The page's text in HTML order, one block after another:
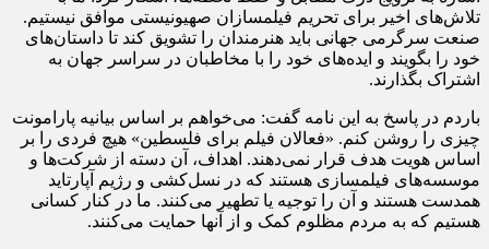
تلاش‌های اخیر برای تحریم فیلمسازان صهیونیستی موافق نیستیم.
صنعت سرگرمی جهانی باید هنرمندان را تشویق کند تا داستان‌های
خود را بگویند و ایده‌های خود را با مخاطبان در سراسر جهان به
اشتراک بگذارند.
باردم در پاسخ به این نامه گفت: می‌خواهم بر اساس بیانیه پارامونت
چیزی را روشن کنم. «فعالان فیلم برای فلسطین» هیچ فردی را بر
اساس هویت هدف قرار نمی‌دهند. اهداف، آن دسته از شرکت‌ها و
موسسه‌های فیلمسازی هستند که در نسل‌کشی و رژیم آپارتاید
همدست هستند و آن را توجیه یا تطهیر می‌کنند. ما در کنار کسانی
هستیم که به مردم مظلوم کمک و از آنها حمایت می‌کنند.